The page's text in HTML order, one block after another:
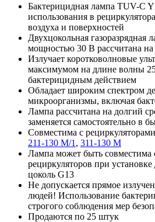
Бактерицидная лампа TUV-C
использования в
воздуха и поверхностей
Двухцокольная газоразрядная
мощностью 30 В рассчитана на
Излучает коротковолновые
максимумом на длине волны
бактерицидным действием
Обладает широким спектром
микроорганизмы, включая
Лампа рассчитана на долгий
заменяется самостоятельно в
Совместима с
211-130 М/1 , 311-130 М
Лампа может быть совместима
рециркуляторов при
цоколь G13
Не допускается прямое
людей! Использование
строгого соблюдения мер
Продаются по 25 штук